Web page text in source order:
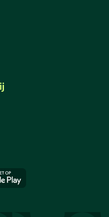
Store in de Google Play